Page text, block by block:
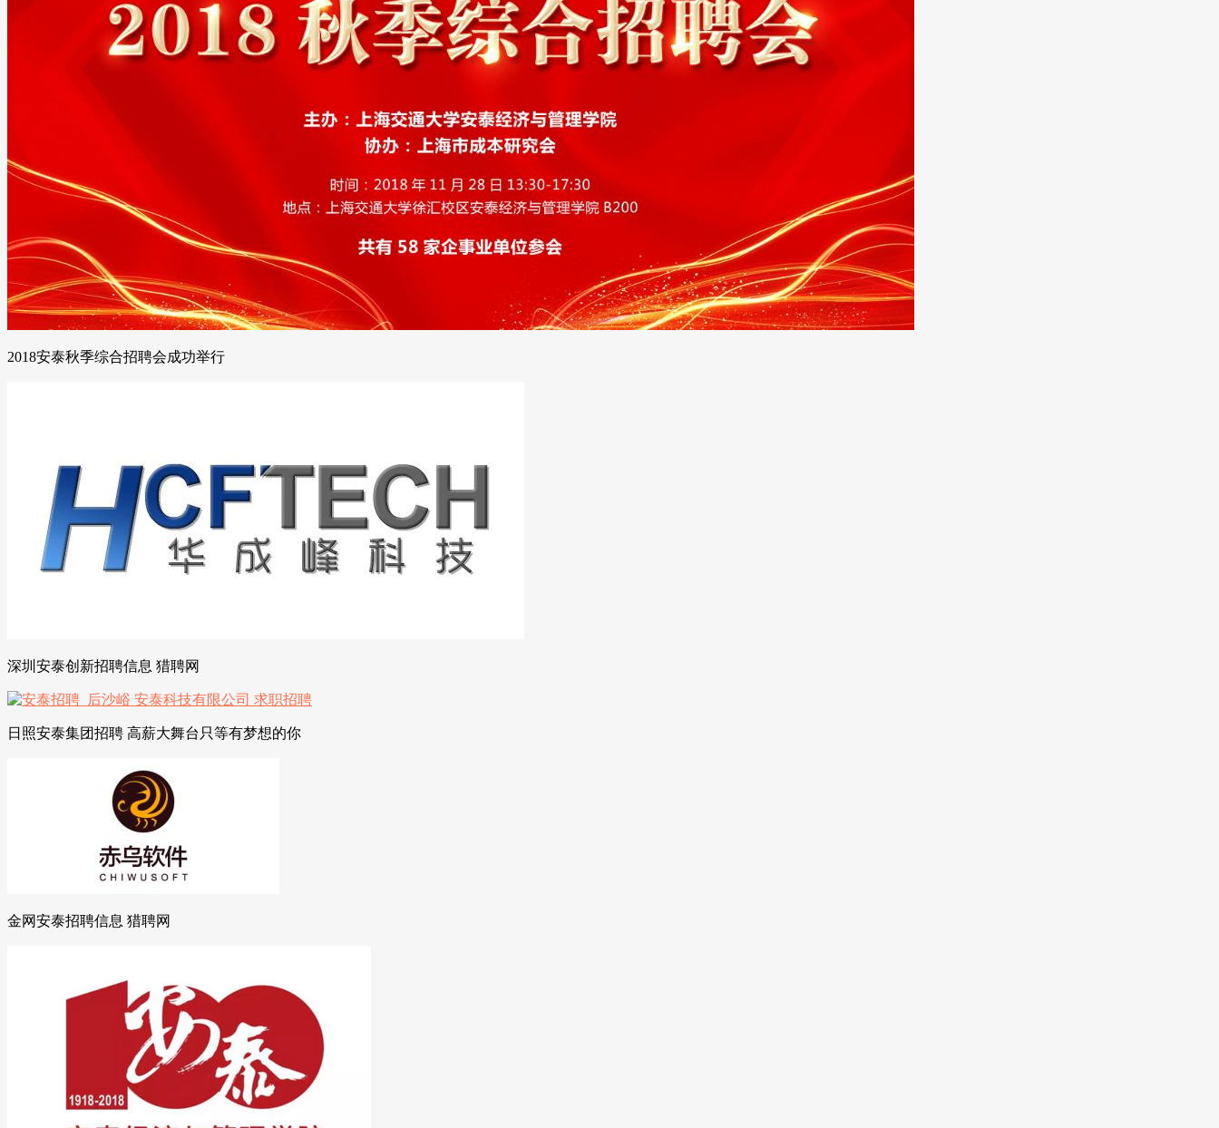
2018安泰秋季综合招聘会成功举行
深圳安泰创新招聘信息 猎聘网
日照安泰集团招聘 高薪大舞台只等有梦想的你
金网安泰招聘信息 猎聘网